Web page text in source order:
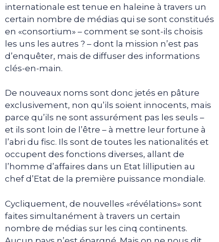
internationale est tenue en haleine à travers un
certain nombre de médias qui se sont constitués
en «consortium» – comment se sont-ils choisis
les uns les autres ? – dont la mission n’est pas
d’enquêter, mais de diffuser des informations
clés-en-main.
De nouveaux noms sont donc jetés en pâture
exclusivement, non qu’ils soient innocents, mais
parce qu’ils ne sont assurément pas les seuls –
et ils sont loin de l’être – à mettre leur fortune à
l’abri du fisc. Ils sont de toutes les nationalités et
occupent des fonctions diverses, allant de
l’homme d’affaires dans un Etat lilliputien au
chef d’Etat de la première puissance mondiale.
Cycliquement, de nouvelles «révélations» sont
faites simultanément à travers un certain
nombre de médias sur les cinq continents.